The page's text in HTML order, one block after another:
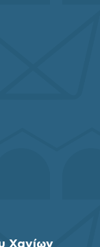
Χανίων